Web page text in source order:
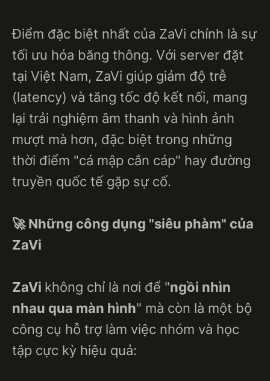
Điểm đặc biệt nhất của ZaVi chính là sự
tối ưu hóa băng thông. Với server đặt
tại Việt Nam, ZaVi giúp giảm độ trễ
(latency) và tăng tốc độ kết nối, mang
lại trải nghiệm âm thanh và hình ảnh
mượt mà hơn, đặc biệt trong những
thời điểm "cá mập cắn cáp" hay đường
truyền quốc tế gặp sự cố.
🚀 Những công dụng "siêu phàm" của
ZaVi
ZaVi không chỉ là nơi để "ngồi nhìn
nhau qua màn hình" mà còn là một bộ
công cụ hỗ trợ làm việc nhóm và học
tập cực kỳ hiệu quả: